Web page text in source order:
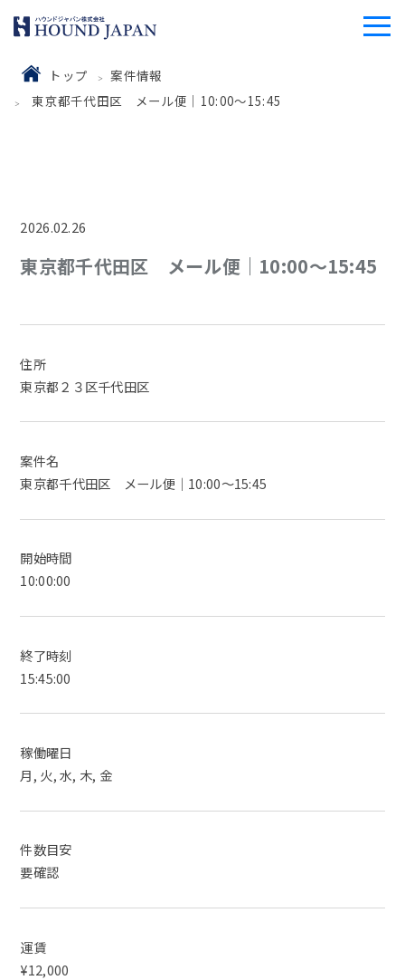
トップ
案件情報
東京都千代田区 メール便｜10:00～15:45
2026.02.26
東京都千代田区 メール便｜10:00～15:45
住所
東京都２３区千代田区
案件名
東京都千代田区 メール便｜10:00～15:45
開始時間
10:00:00
終了時刻
15:45:00
稼働曜日
月, 火, 水, 木, 金
件数目安
要確認
運賃
¥12,000